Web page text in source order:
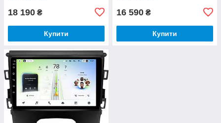
18 190 ₴
Купити
16 590 ₴
Купити